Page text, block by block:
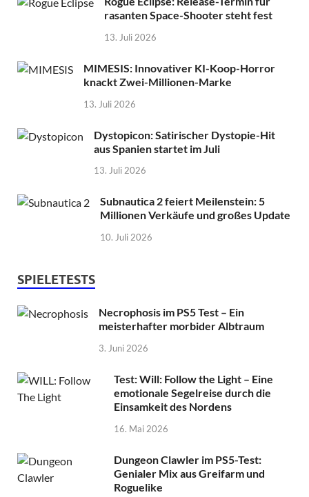
rasanten Space-Shooter steht fest
13. Juli 2026
MIMESIS: Innovativer KI-Koop-Horror
knackt Zwei-Millionen-Marke
13. Juli 2026
Dystopicon: Satirischer Dystopie-Hit
aus Spanien startet im Juli
13. Juli 2026
Subnautica 2 feiert Meilenstein: 5
Millionen Verkäufe und großes Update
10. Juli 2026
SPIELETESTS
Necrophosis im PS5 Test – Ein
meisterhafter morbider Albtraum
3. Juni 2026
Test: Will: Follow the Light – Eine
emotionale Segelreise durch die
Einsamkeit des Nordens
16. Mai 2026
Dungeon Clawler im PS5-Test:
Genialer Mix aus Greifarm und
Roguelike